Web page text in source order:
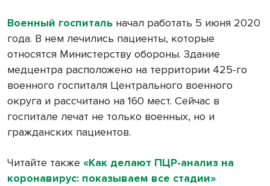
Военный госпиталь начал работать 5 июня 2020
года. В нем лечились пациенты, которые
относятся Министерству обороны. Здание
медцентра расположено на территории 425-го
военного госпиталя Центрального военного
округа и рассчитано на 160 мест. Сейчас в
госпитале лечат не только военных, но и
гражданских пациентов.
Читайте также «Как делают ПЦР-анализ на
коронавирус: показываем все стадии»